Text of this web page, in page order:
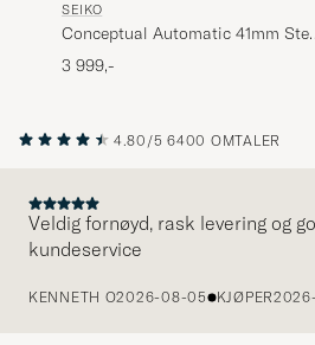
SEIKO
Conceptual Automatic 41mm
Blue Dial
3 999,-
4.80/5 6400 OMTALER
Veldig fornøyd, rask levering og
kundeservice
KENNETH O2026-08-05 KJØPER